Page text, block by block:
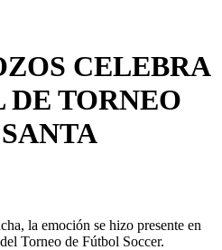
CELEBRA
TORNEO
la emoción se hizo presente en
Torneo de Fútbol Soccer.